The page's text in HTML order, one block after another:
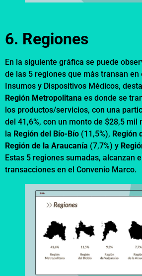
6. Regiones
En la siguiente gráfica se puede
de las 5 regiones que más transan en
Insumos y Dispositivos Médicos,
Región Metropolitana es donde se
los productos/servicios, con una
del 41,6%, con un monto de $28,5 mil
la Región del Bío-Bío (11,5%), Región
Región de la Araucanía (7,7%) y
Estas 5 regiones sumadas, alcanzan
transacciones en el Convenio Marco.